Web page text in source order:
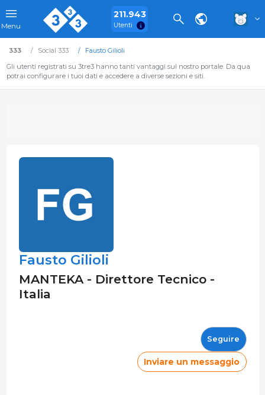
Menu
211.943
Utenti
333 Social 333
Fausto Gilioli
Gli utenti registrati su 3tre3 hanno tanti vantaggi sul nostro portale. Da qua
potrai configurare i tuoi dati e accedere a diverse sezioni e siti.
Fausto Gilioli
MANTEKA - Direttore Tecnico -
Italia
Seguire
Inviare un messaggio